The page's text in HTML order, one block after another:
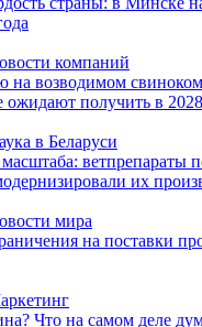
компаний
возводимом
ожидают получить в
в Беларуси
ветпрепараты
их
мира
на поставки
Что на самом деле